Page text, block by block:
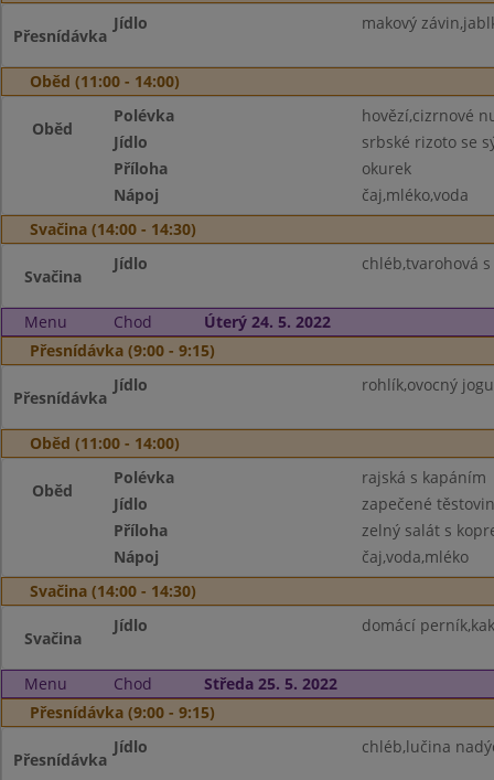
Přesnídávka
Jídlo makový
Oběd (11:00 - 14:00)
Oběd
Polévka
hovězí,cizrnové
Jídlo
srbské rizoto se
Příloha
okurek
Nápoj
čaj,mléko,voda
Svačina (14:00 - 14:30)
Svačina
Jídlo chléb,tvarohová
Menu Chod
Úterý 24. 5. 2022
Přesnídávka (9:00 - 9:15)
Přesnídávka
Jídlo rohlík,ovocný
Oběd (11:00 - 14:00)
Oběd
Polévka
rajská s kapáním
Jídlo
zapečené
Příloha
zelný salát s
Nápoj
čaj,voda,mléko
Svačina (14:00 - 14:30)
Svačina
Jídlo domácí
Menu Chod
Středa 25. 5. 2022
Přesnídávka (9:00 - 9:15)
Přesnídávka
Jídlo chléb,lučina